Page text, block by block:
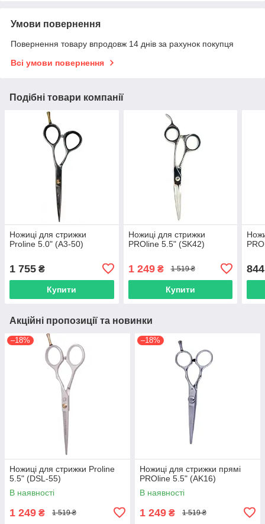
Умови повернення
Повернення товару впродовж 14 днів за рахунок покупця
Всі умови повернення
Подібні товари компанії
Ножиці для стрижки
Proline 5.0" (A3-50)
1 755 ₴
Купити
Ножиці для стрижки
PROline 5.5" (SK42)
1 249₴ 1 519 ₴
Купити
844
Акційні пропозиції та новинки
–18%
Ножиці для стрижки Proline
5.5" (DSL-55)
В наявності
1 249 ₴ 1 519 ₴
–18%
Ножиці для стрижки прямі
PROline 5.5" (AK16)
В наявності
1 249 ₴ 1 519 ₴